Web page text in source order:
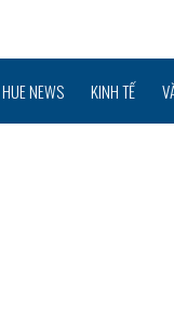
HUE NEWS KINH TẾ